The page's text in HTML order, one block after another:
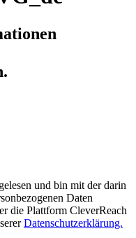
und bin mit der darin
Daten
die Plattform CleverReach
Datenschutzerklärung.